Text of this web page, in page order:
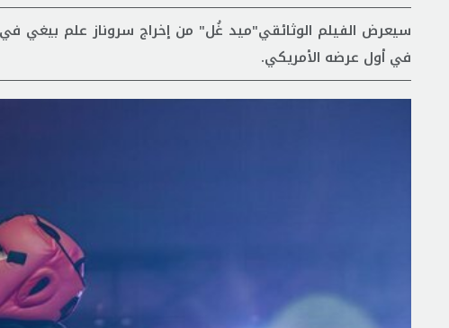
في أول عرضه الأمریکي.